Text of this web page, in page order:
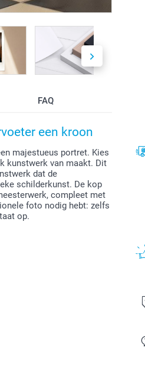
FAQ
een kroon
majestueus portret. Kies
kunstwerk van maakt. Dit
dat de
schilderkunst. De kop
compleet met
foto nodig hebt: zelfs
op.